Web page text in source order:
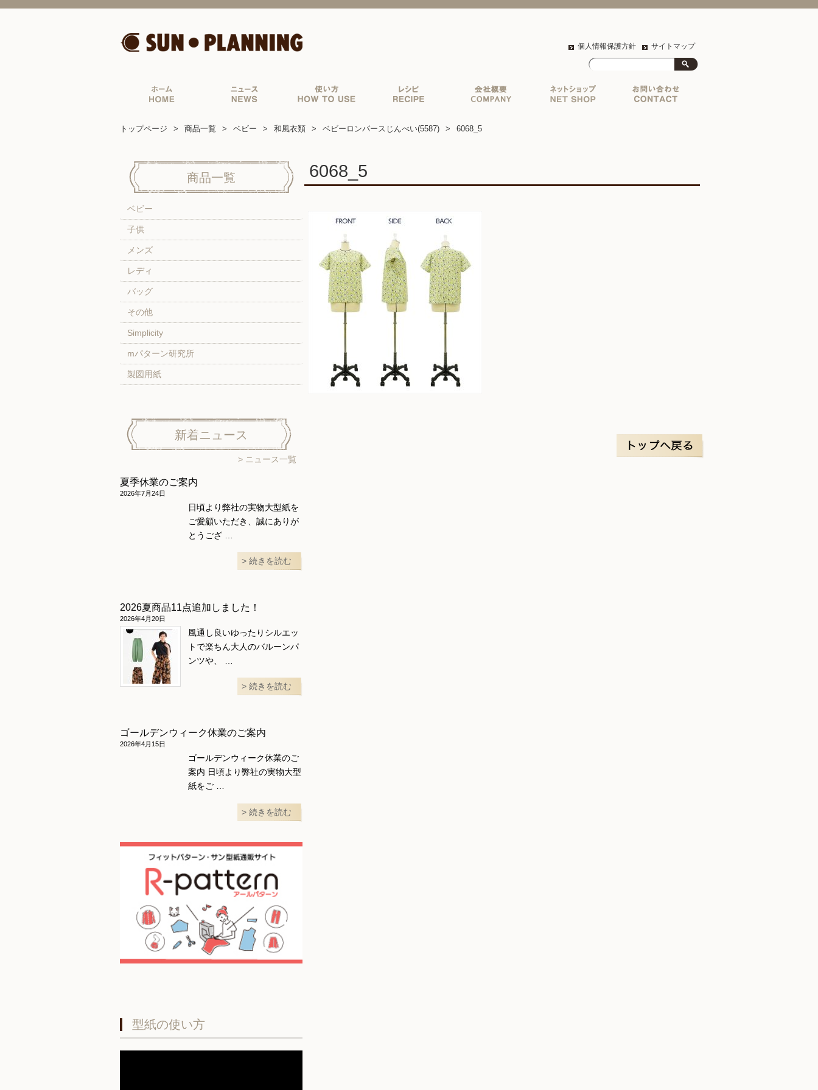
個人情報保護方針 サイトマップ
トップページ 商品一覧 ベビー 和風衣類 ベビーロンパースじんべい(5587) 6068_5
6068_5
商品一覧
ベビー
子供
メンズ
レディ
バッグ
その他
Simplicity
mパターン研究所
製図用紙
新着ニュース
ニュース一覧
夏季休業のご案内
2026年7月24日
日頃より弊社の実物大型紙を
ご愛顧いただき、誠にありが
とうござ …
続きを読む
2026夏商品11点追加しました！
2026年4月20日
風通し良いゆったりシルエッ
トで楽ちん大人のバルーンパ
ンツや、 …
続きを読む
ゴールデンウィーク休業のご案内
2026年4月15日
ゴールデンウィーク休業のご
案内 日頃より弊社の実物大型
紙をご …
続きを読む
型紙の使い方